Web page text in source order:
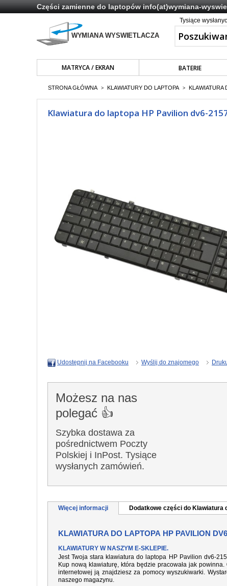
Części zamienne do laptopówinfo(at)wymiana-
Tysiące
MATRYCA / EKRAN BATERIE
STRONA GŁÓWNA > KLAWIATURY DO LAPTOPA > KLAWIATURA
Klawiatura do laptopa HP Pavilion dv6-
Udostępnij na Facebooku Wyślij do znajomego
Możesz na nas
polegać 👍
Szybka dostawa za
pośrednictwem Poczty
Polskiej i InPost. Tysiące
wysłanych zamówień.
Więcej informacji Dodatkowe części do Klawiatura
KLAWIATURA DO LAPTOPA HP PAVILION
KLAWIATURY W NASZYM E-SKLEPIE.
Jest Twoja stara klawiatura do laptopa HP Pavilion dv6-
Kup nową klawiaturę, która będzie pracowała jak
internetowej ją znajdziesz za pomocy wyszukiwarki.
naszego magazynu.